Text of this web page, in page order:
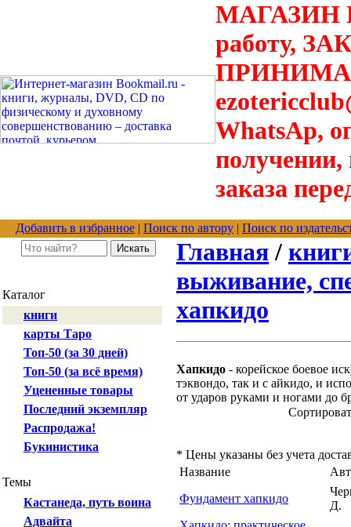
МАГАЗИН
работу,
WhatsAp,
получении,
заказа
Добавить в избранное | Поиск по автору | Поиск по
Каталог
книги
карты Таро
Топ-50 (за 30 дней)
Топ-50 (за всё время)
Уцененные товары
Последний экземпляр
Распродажа!
Букинистика
Темы
Кастанеда, путь воина
Адвайта
Главная /
выживание,
хапкидо
Хапкидо - корейское боевое
тэквондо, так и с айкидо, и
от ударов руками и ногами до
* Цены указаны без учета
Название
Фундамент хапкидо
Д.